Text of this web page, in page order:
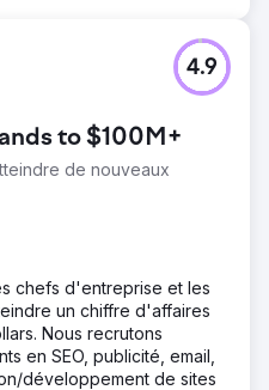
to $100M+
de nouveaux
4.9
chefs d'entreprise et les
un chiffre d'affaires
Nous recrutons
en SEO, publicité, email,
développement de sites